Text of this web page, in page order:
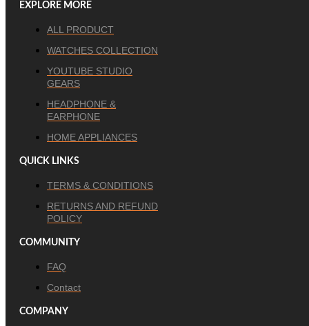
EXPLORE MORE
ALL PRODUCT
WATCHES COLLECTION
YOUTUBE STUDIO
GEARS
HEADPHONE &
EARPHONE
HOME APPLIANCES
QUICK LINKS
TERMS & CONDITIONS
RETURNS AND REFUND
POLICY
COMMUNITY
FAQ
Contact
COMPANY